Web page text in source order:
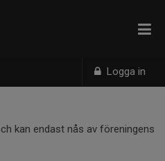
Logga in
kan endast nås av föreningens